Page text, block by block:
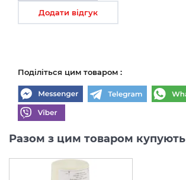
Додати відгук
Поділіться цим товаром :
Разом з цим товаром купують